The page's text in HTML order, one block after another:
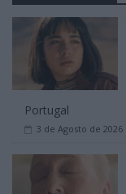
Portugal
3 de Agosto de 2026